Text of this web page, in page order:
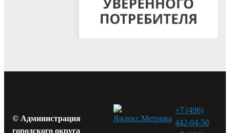
© Администрация
городского округа
+7 (496)
442-04-50